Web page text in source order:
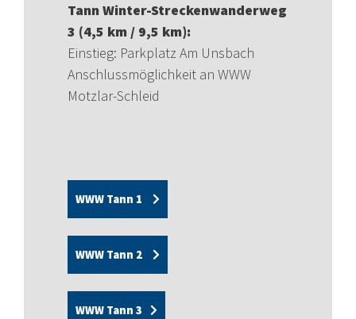
Tann Winter-Streckenwanderweg
3 (4,5 km / 9,5 km):
Einstieg: Parkplatz Am Unsbach
Anschlussmöglichkeit an WWW
Motzlar-Schleid
WWW Tann 1
WWW Tann 2
WWW Tann 3